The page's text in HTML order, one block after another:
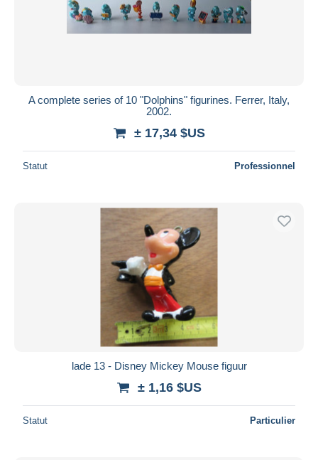
A complete series of 10 "Dolphins" figurines. Ferrer, Italy,
2002.
± 17,34 $US
Statut Professionnel
lade 13 - Disney Mickey Mouse figuur
± 1,16 $US
Statut Particulier